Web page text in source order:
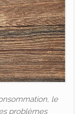
le
problèmes